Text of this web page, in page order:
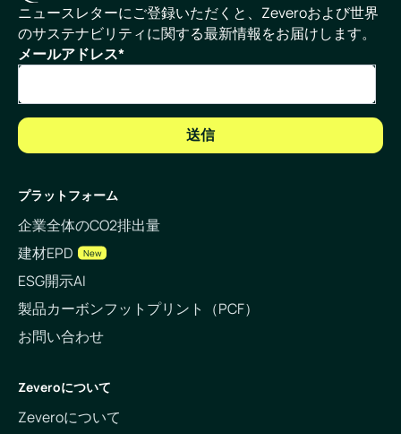
ホームページ
ニュースレターにご登録いただくと、Zeveroおよび世界
のサステナビリティに関する最新情報をお届けします。
メールアドレス*
プラットフォーム
企業全体のCO2排出量
建材EPD
New
ESG開示AI
製品カーボンフットプリント（PCF）
お問い合わせ
Zeveroについて
Zeveroについて